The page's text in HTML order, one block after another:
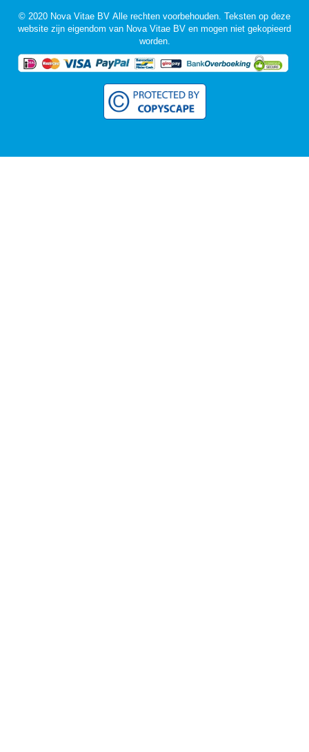
© 2020 Nova Vitae BV Alle rechten voorbehouden. Teksten op deze
website zijn eigendom van Nova Vitae BV en mogen niet gekopieerd
worden.